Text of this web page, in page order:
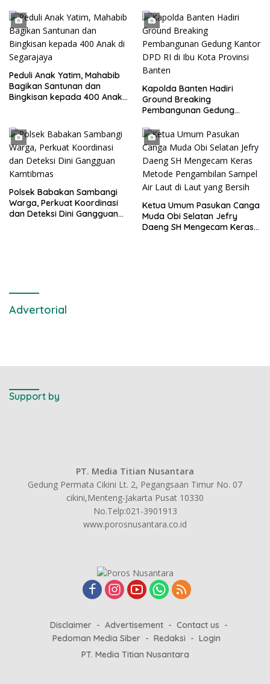
Tanggerang Kota
Peduli Anak Yatim, Mahabib
Bagikan Santunan dan
Bingkisan kepada 400 Anak
Kapolda Banten Hadiri
Ground Breaking
Pembangunan Gedung
Provinsi Banten
Polsek Babakan Sambangi
Warga, Perkuat Koordinasi
dan Deteksi Dini Gangguan
Ketua Umum Pasukan Canga
Muda Obi Selatan Jefry
Daeng SH Mengecam Keras
Advertorial
Support by
PT. Media Titian Nusantara
Gedung Permata Cikini Lt. 2, Pegangsaan Timur No. 07
cikini,Menteng-Jakarta Pusat 10330
No.Telp:021-3901913
www.porosnusantara.co.id
Disclaimer Advertisement
Contact us
Pedoman Media Siber
Redaksi
Login
PT. Media Titian Nusantara